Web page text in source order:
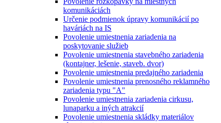
komunikáciách
Určenie podmienok úpravy komunikácií po
haváriách na IS
Povolenie umiestnenia zariadenia na
poskytovanie služieb
Povolenie umiestnenia stavebného zariadenia
(kontajner, lešenie, staveb. dvor)
Povolenie umiestnenia predajného zariadenia
Povolenie umiestnenia prenosného reklamného
zariadenia typu "A"
Povolenie umiestnenia zariadenia cirkusu,
lunaparku a iných atrakcií
Povolenie umiestnenia skládky materiálov